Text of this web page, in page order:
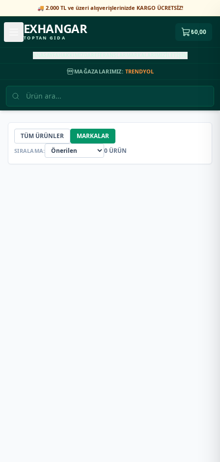
🚚 2.000 TL ve üzeri alışverişlerinizde KARGO ÜCRETSİZ!
EXHANGAR
TOPTAN GIDA
₺0,00
ANASAYFAHAKKIMIZDAREFERANSLARMARKALARIMIZ İLETİŞİM
MAĞAZALARIMIZ: TRENDYOL
TÜM ÜRÜNLER MARKALAR
SIRALAMA: 0 ÜRÜN